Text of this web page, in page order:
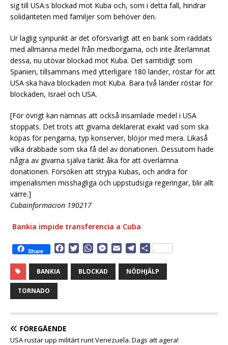
sig till USA:s blockad mot Kuba och, som i detta fall, hindrar
solidariteten med familjer som behöver den.
Ur laglig synpunkt är det oförsvarligt att en bank som räddats
med allmänna medel från medborgarna, och inte återlämnat
dessa, nu utövar blockad mot Kuba. Det samtidigt som
Spanien, tillsammans med ytterligare 180 länder, röstar för att
USA ska häva blockaden mot Kuba. Bara två länder röstar för
blockaden, Israel och USA.
[För övrigt kan nämnas att också insamlade medel i USA
stoppats. Det trots att givarna deklarerat exakt vad som ska
köpas för pengarna, typ konserver, blöjor med mera. Likaså
vilka drabbade som ska få del av donationen. Dessutom hade
några av givarna själva tänkt åka för att överlämna
donationen. Försöken att strypa Kubas, och andra för
imperialismen misshagliga och uppstudsiga regeringar, blir allt
värre.]
Cubainformacion 190217
Bankia impide transferencia a Cuba
Share
e
T
i
t
W
a
t
M
s
i
T
l
e
D
l
a
BANKIA BLOCKAD NÖDHJÄLP
TORNADO
FÖREGÅENDE
USA rustar upp militärt runt Venezuela. Dags att agera!